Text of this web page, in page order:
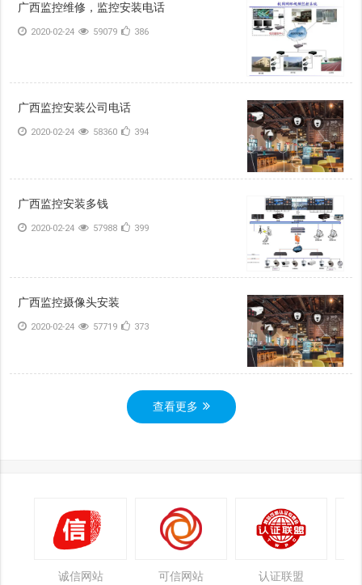
广西监控维修，监控安装电话
2020-02-24 59079 386
广西监控安装公司电话
2020-02-24 58360 394
广西监控安装多钱
2020-02-24 57988 399
广西监控摄像头安装
2020-02-24 57719 373
查看更多
诚信网站 可信网站 认证联盟